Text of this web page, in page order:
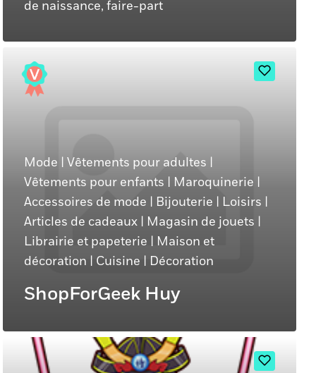
de naissance, faire-part
Mode | Vêtements pour adultes |
Vêtements pour enfants | Maroquinerie |
Accessoires de mode | Bijouterie | Loisirs |
Articles de cadeaux | Magasin de jouets |
Librairie et papeterie | Maison et
décoration | Cuisine | Décoration
ShopForGeek Huy